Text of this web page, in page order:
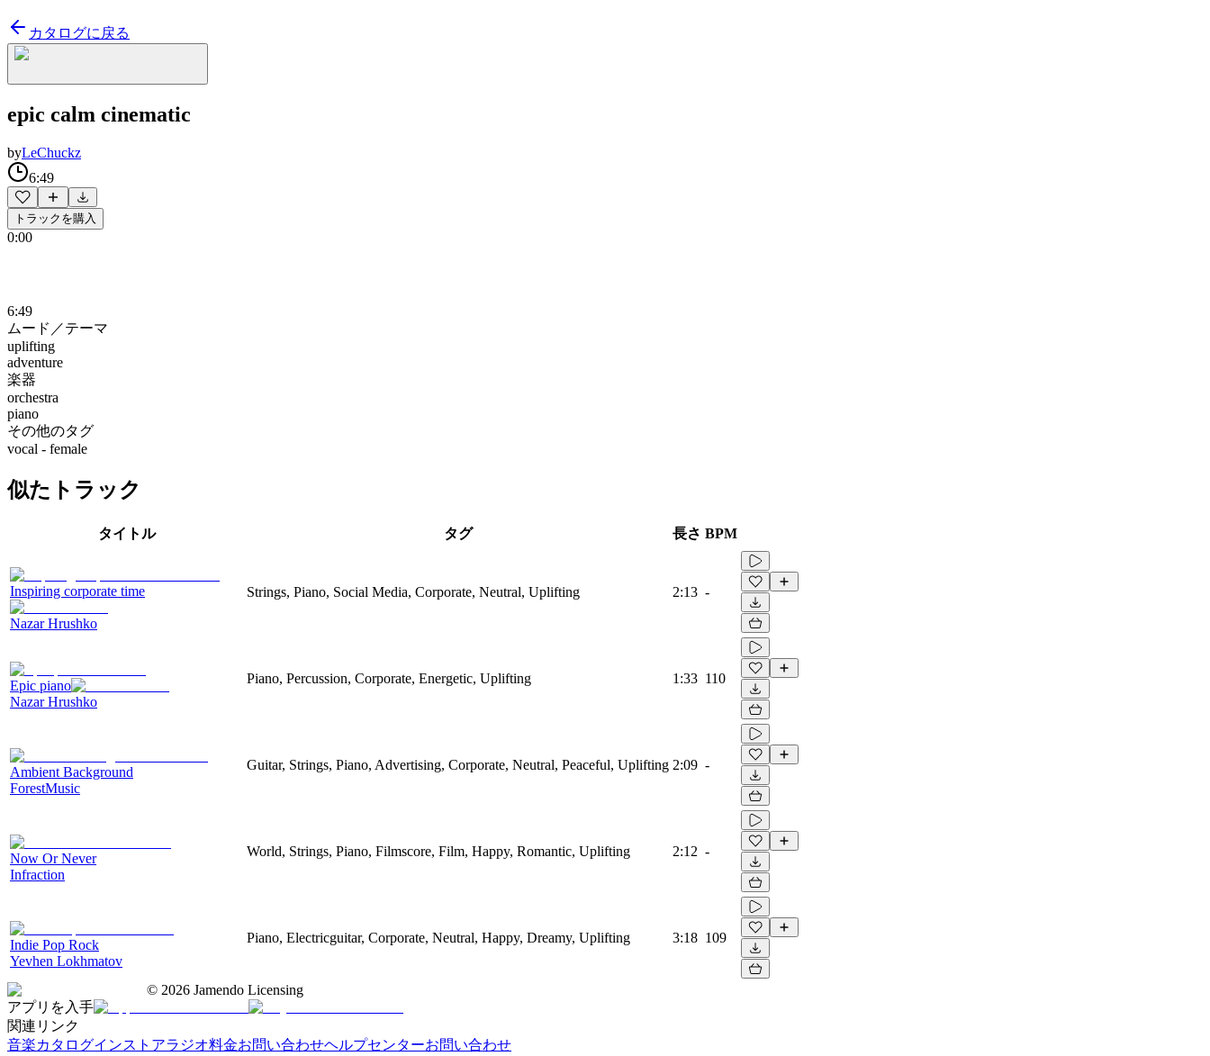
カタログに戻る
epic calm cinematic
byLeChuckz
6:49
トラックを購入
0:00
6:49
ムード／テーマ
uplifting
adventure
楽器
orchestra
piano
その他のタグ
vocal - female
似たトラック
タイトル タグ 長さ BPM
Inspiring corporate time
Nazar Hrushko
Strings, Piano, Social Media, Corporate, Neutral, Uplifting 2:13 -
Epic piano
Nazar Hrushko
Piano, Percussion, Corporate, Energetic, Uplifting 1:33 110
Ambient Background
ForestMusic
Guitar, Strings, Piano, Advertising, Corporate, Neutral, Peaceful, Uplifting 2:09 -
Now Or Never
Infraction
World, Strings, Piano, Filmscore, Film, Happy, Romantic, Uplifting 2:12 -
Indie Pop Rock
Yevhen Lokhmatov
Piano, Electricguitar, Corporate, Neutral, Happy, Dreamy, Uplifting 3:18 109
© 2026 Jamendo Licensing
アプリを入手
関連リンク
音楽カタログインストアラジオ料金お問い合わせヘルプセンターお問い合わせ